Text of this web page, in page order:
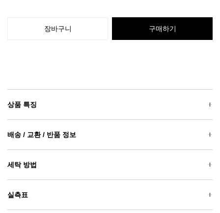
장바구니 구매하기
상품 특징
배송 / 교환 / 반품 정보
세탁 방법
실측표